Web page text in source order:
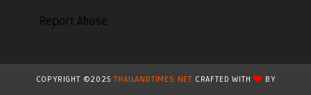
Report Abuse
COPYRIGHT ©2025THAILANDTIMES.NETCRAFTED WITH BY